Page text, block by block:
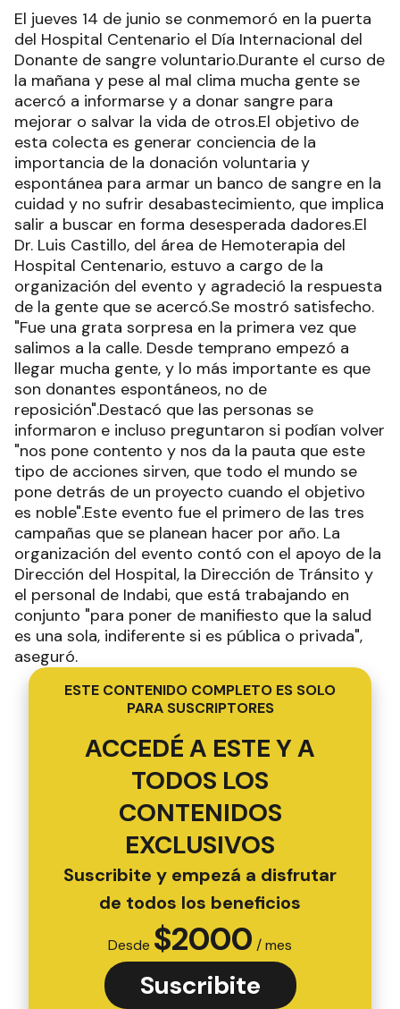
El jueves 14 de junio se conmemoró en la puerta
del Hospital Centenario el Día Internacional del
Donante de sangre voluntario.Durante el curso de
la mañana y pese al mal clima mucha gente se
acercó a informarse y a donar sangre para
mejorar o salvar la vida de otros.El objetivo de
esta colecta es generar conciencia de la
importancia de la donación voluntaria y
espontánea para armar un banco de sangre en la
cuidad y no sufrir desabastecimiento, que implica
salir a buscar en forma desesperada dadores.El
Dr. Luis Castillo, del área de Hemoterapia del
Hospital Centenario, estuvo a cargo de la
organización del evento y agradeció la respuesta
de la gente que se acercó.Se mostró satisfecho.
"Fue una grata sorpresa en la primera vez que
salimos a la calle. Desde temprano empezó a
llegar mucha gente, y lo más importante es que
son donantes espontáneos, no de
reposición".Destacó que las personas se
informaron e incluso preguntaron si podían volver
"nos pone contento y nos da la pauta que este
tipo de acciones sirven, que todo el mundo se
pone detrás de un proyecto cuando el objetivo
es noble".Este evento fue el primero de las tres
campañas que se planean hacer por año. La
organización del evento contó con el apoyo de la
Dirección del Hospital, la Dirección de Tránsito y
el personal de Indabi, que está trabajando en
conjunto "para poner de manifiesto que la salud
es una sola, indiferente si es pública o privada",
aseguró.
ESTE CONTENIDO COMPLETO ES SOLO
PARA SUSCRIPTORES
ACCEDÉ A ESTE Y A
TODOS LOS
CONTENIDOS
EXCLUSIVOS
Suscribite y empezá a disfrutar
de todos los beneficios
Desde $2000 / mes
Suscribite